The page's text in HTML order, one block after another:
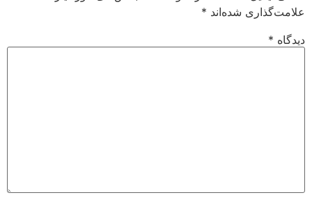
علامت‌گذاری شده‌اند *
دیدگاه *